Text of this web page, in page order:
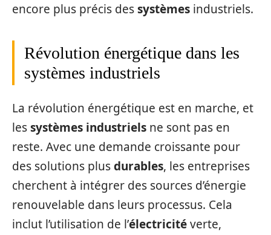
encore plus précis dessystèmes industriels.
Révolution énergétique dans les
systèmes industriels
La révolution énergétique est en marche, et
lessystèmes industriels ne sont pas en
reste. Avec une demande croissante pour
des solutions plusdurables, les entreprises
cherchent à intégrer des sources d’énergie
renouvelable dans leurs processus. Cela
inclut l’utilisation de l’électricitéverte,